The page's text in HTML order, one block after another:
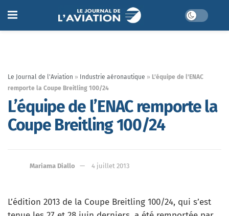
Le Journal de l'Aviation » Industrie aéronautique » L’équipe de l’ENAC
remporte la Coupe Breitling 100/24
L’équipe de l’ENAC remporte la
Coupe Breitling 100/24
Mariama Diallo 4 juillet 2013
L’édition 2013 de la Coupe Breitling 100/24, qui s’est